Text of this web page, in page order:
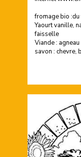
fromage bio :du
Yaourt vanille,
faisselle
Viande :
savon : chevre,